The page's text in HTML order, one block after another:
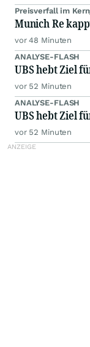
Preisverfall im
Munich Re
vor 48 Minuten
ANALYSE-FLASH
UBS hebt Ziel
vor 52 Minuten
ANALYSE-FLASH
UBS hebt Ziel
vor 52 Minuten